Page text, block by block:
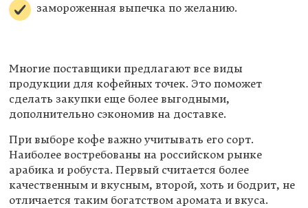
замороженная выпечка по желанию.
Многие поставщики предлагают все виды
продукции для кофейных точек. Это поможет
сделать закупки еще более выгодными,
дополнительно сэкономив на доставке.
При выборе кофе важно учитывать его сорт.
Наиболее востребованы на российском рынке
арабика и робуста. Первый считается более
качественным и вкусным, второй, хоть и бодрит, не
отличается таким богатством аромата и вкуса.